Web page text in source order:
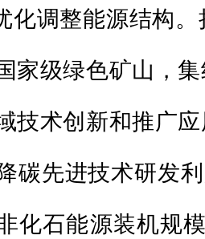
化调整能源结构
家级绿色矿山，
技术创新和推广
碳先进技术研发
化石能源装机规